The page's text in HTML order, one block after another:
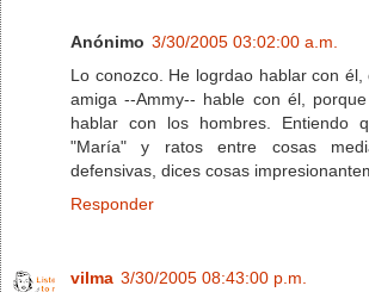
Anónimo 3/30/2005 03:02:00 a.m.
Lo conozco. He logrdao hablar con
amiga --Ammy-- hable con él,
hablar con los hombres. Entiendo
"María" y ratos entre cosas
defensivas, dices cosas
Responder
vilma 3/30/2005 08:43:00 p.m.